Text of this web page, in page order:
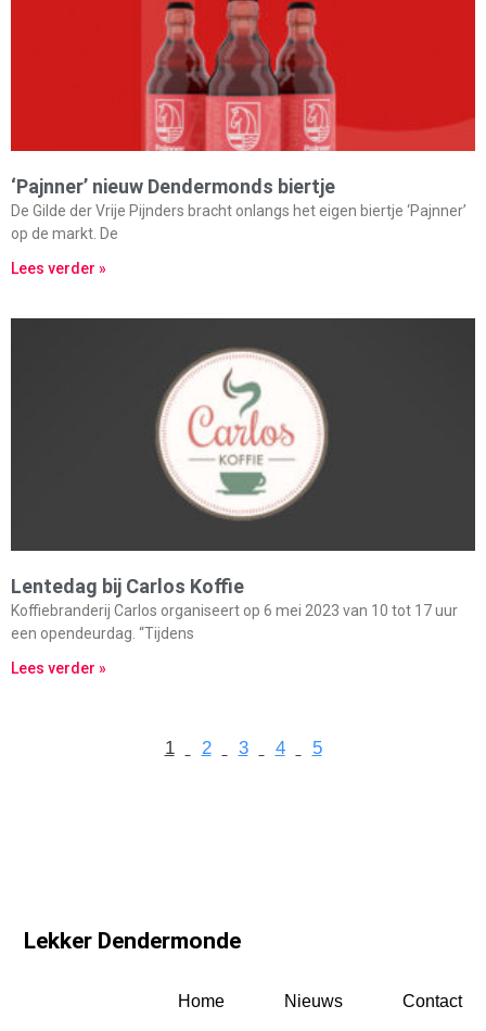
‘Pajnner’ nieuw Dendermonds biertje
De Gilde der Vrije Pijnders bracht onlangs het eigen biertje ‘Pajnner’
op de markt. De
Lees verder »
Lentedag bij Carlos Koffie
Koffiebranderij Carlos organiseert op 6 mei 2023 van 10 tot 17 uur
een opendeurdag. “Tijdens
Lees verder »
1 2 3 4 5
Lekker Dendermonde
Home Nieuws Contact